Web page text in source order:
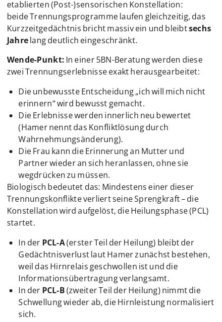
etablierten (Post-)sensorischen Konstellation:
beide Trennungsprogramme laufen gleichzeitig, das
Kurzzeitgedächtnis bricht massiv ein und bleibtsechs
Jahrelang deutlich eingeschränkt.
Wende-Punkt: In einer 5BN-Beratung werden diese
zwei Trennungserlebnisse exakt herausgearbeitet:
Die unbewusste Entscheidung „ich will mich nicht
erinnern“ wird bewusst gemacht.
Die Erlebnisse werden innerlich neu bewertet
(Hamer nennt das Konfliktlösung durch
Wahrnehmungsänderung).
Die Frau kann die Erinnerung an Mutter und
Partner wieder an sich heranlassen, ohne sie
wegdrücken zu müssen.
Biologisch bedeutet das: Mindestens einer dieser
Trennungskonflikte verliert seine Sprengkraft – die
Konstellation wird aufgelöst, die Heilungsphase (PCL)
startet.
In der PCL-A(erster Teil der Heilung) bleibt der
Gedächtnisverlust laut Hamer zunächst bestehen,
weil das Hirnrelais geschwollen ist und die
Informationsübertragung verlangsamt.
In der PCL-B(zweiter Teil der Heilung) nimmt die
Schwellung wieder ab, die Hirnleistung normalisiert
sich.